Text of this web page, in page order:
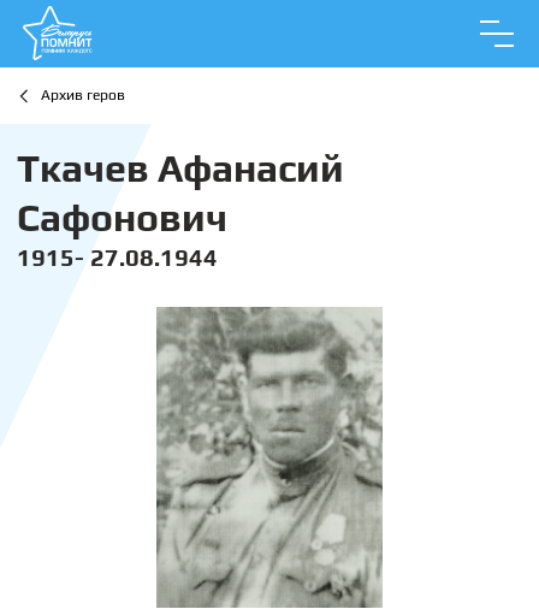
Архив геров
Ткачев Афанасий
Сафонович
1915- 27.08.1944